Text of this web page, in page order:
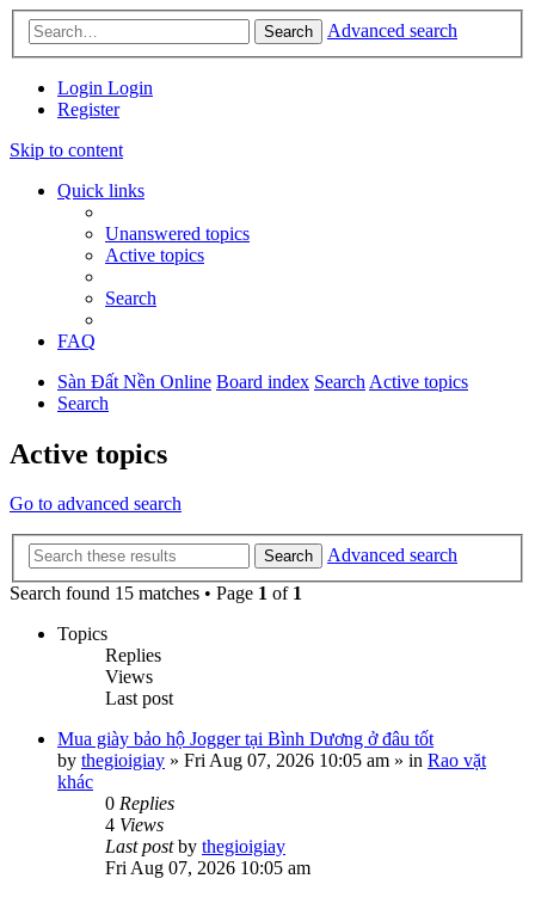
Search Advanced search
Login Login
Register
Skip to content
Quick links
Unanswered topics
Active topics
Search
FAQ
Sàn Đất Nền Online Board index Search Active topics
Search
Active topics
Go to advanced search
Search
Advanced search
Search found 15 matches • Page 1 of 1
Topics
Replies
Views
Last post
Mua giày bảo hộ Jogger tại Bình Dương ở đâu tốt
by thegioigiay » Fri Aug 07, 2026 10:05 am » in Rao vặt
khác
0 Replies
4 Views
Last postby thegioigiay
Fri Aug 07, 2026 10:05 am